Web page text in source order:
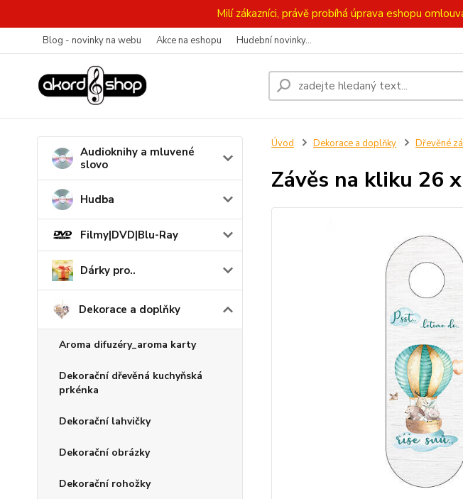
Milí zákazníci, právě probíhá úprava eshopu
Blog - novinky na webu Akce na eshopu Hudební novinky...
Audioknihy a mluvené
slovo
Hudba
Filmy|DVD|Blu-Ray
Dárky pro..
Dekorace a doplňky
Aroma difuzéry_aroma karty
Dekorační dřevěná kuchyňská
prkénka
Dekorační lahvičky
Dekorační obrázky
Dekorační rohožky
Úvod Dekorace a doplňky Dřevěné
Závěs na kliku 26